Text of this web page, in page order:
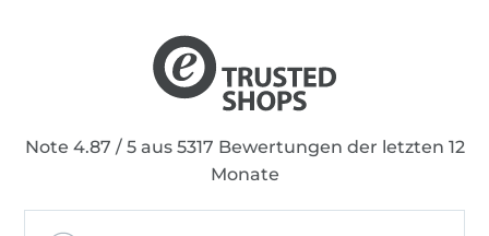
Note 4.87 / 5 aus 5317 Bewertungen der letzten 12
Monate